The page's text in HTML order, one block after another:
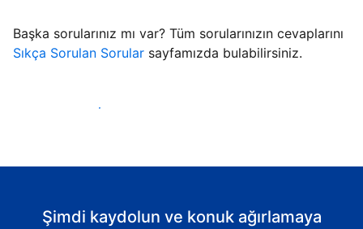
Başka sorularınız mı var? Tüm sorularınızın cevaplarını
Sıkça Sorulan Sorular sayfamızda bulabilirsiniz.
Konuk ağırlamaya başla
Şimdi kaydolun ve konuk ağırlamaya